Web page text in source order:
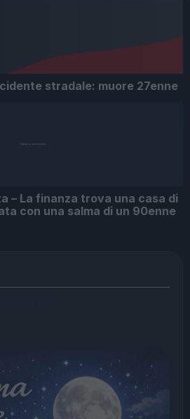
stradale: muore 27enne
– La finanza trova una casa di
con una salma di un 90enne